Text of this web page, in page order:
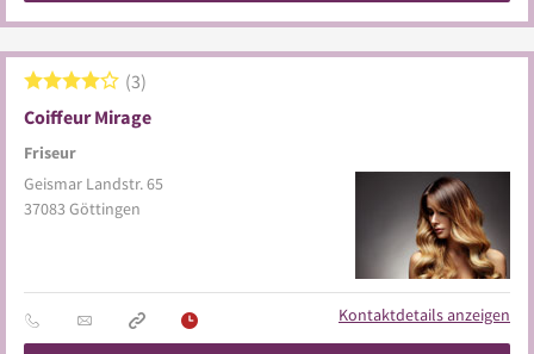
Coiffeur Mirage
Friseur
3
Geismar Landstr. 65
37083 Göttingen
Kontaktdetails anzeigen